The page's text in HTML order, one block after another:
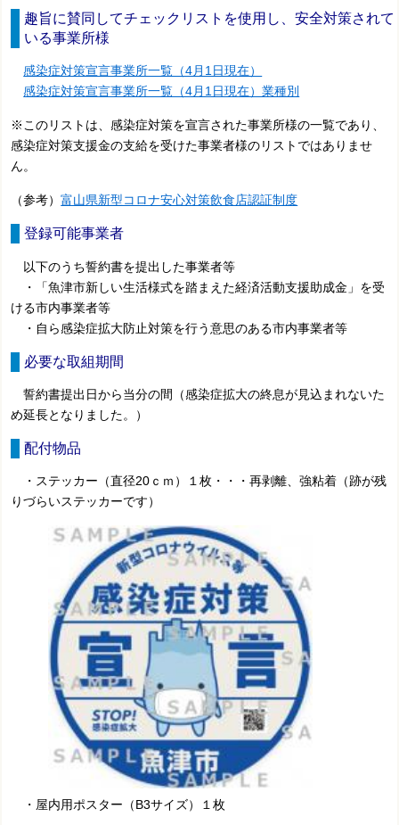
趣旨に賛同してチェックリストを使用し、安全対策されて
いる事業所様
感染症対策宣言事業所一覧（4月1日現在）
感染症対策宣言事業所一覧（4月1日現在）業種別
※このリストは、感染症対策を宣言された事業所様の一覧であり、
感染症対策支援金の支給を受けた事業者様のリストではありませ
ん。
（参考）富山県新型コロナ安心対策飲食店認証制度
登録可能事業者
以下のうち誓約書を提出した事業者等
・「魚津市新しい生活様式を踏まえた経済活動支援助成金」を受
ける市内事業者等
・自ら感染症拡大防止対策を行う意思のある市内事業者等
必要な取組期間
誓約書提出日から当分の間（感染症拡大の終息が見込まれないた
め延長となりました。）
配付物品
・ステッカー（直径20ｃｍ）１枚・・・再剥離、強粘着（跡が残
りづらいステッカーです）
・屋内用ポスター（B3サイズ）１枚